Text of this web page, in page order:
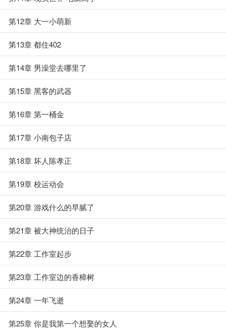
第12章 大一小萌新
第13章 都住402
第14章 男澡堂去哪里了
第15章 黑客的武器
第16章 第一桶金
第17章 小南包子店
第18章 坏人陈孝正
第19章 校运动会
第20章 游戏什么的早腻了
第21章 被大神统治的日子
第22章 工作室起步
第23章 工作室边的香樟树
第24章 一年飞逝
第25章 你是我第一个想娶的女人